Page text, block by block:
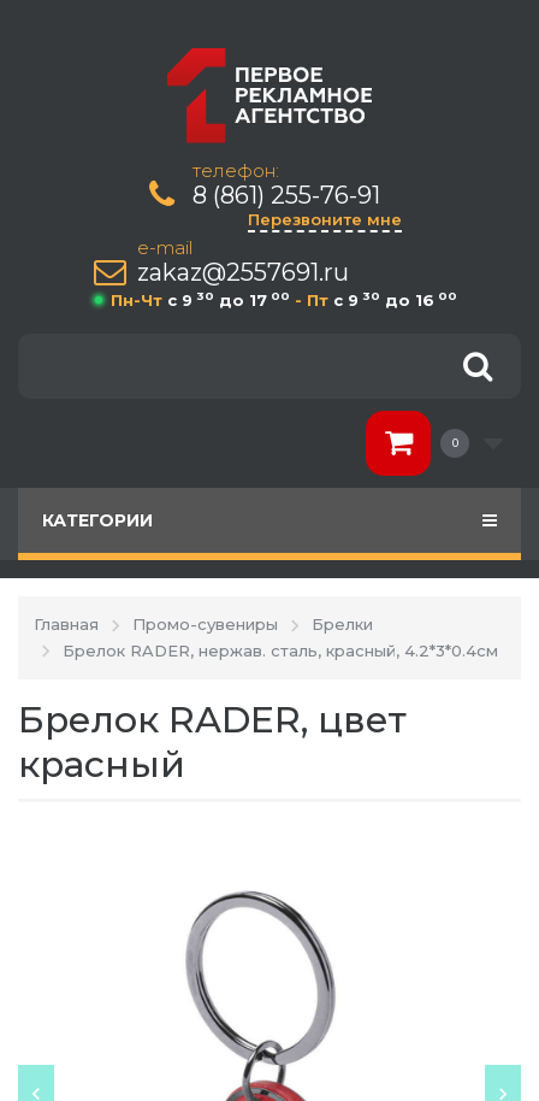
телефон:
8 (861) 255-76-91
Перезвоните мне
e-mail
zakaz@2557691.ru
Пн-Чт c 9 30 до 17 00 - Пт c 9 30 до 16 00
0
КАТЕГОРИИ
Главная Промо-сувениры
Брелки
Брелок RADER, нержав. сталь, красный, 4.2*3*0.4см
Брелок RADER, цвет
красный